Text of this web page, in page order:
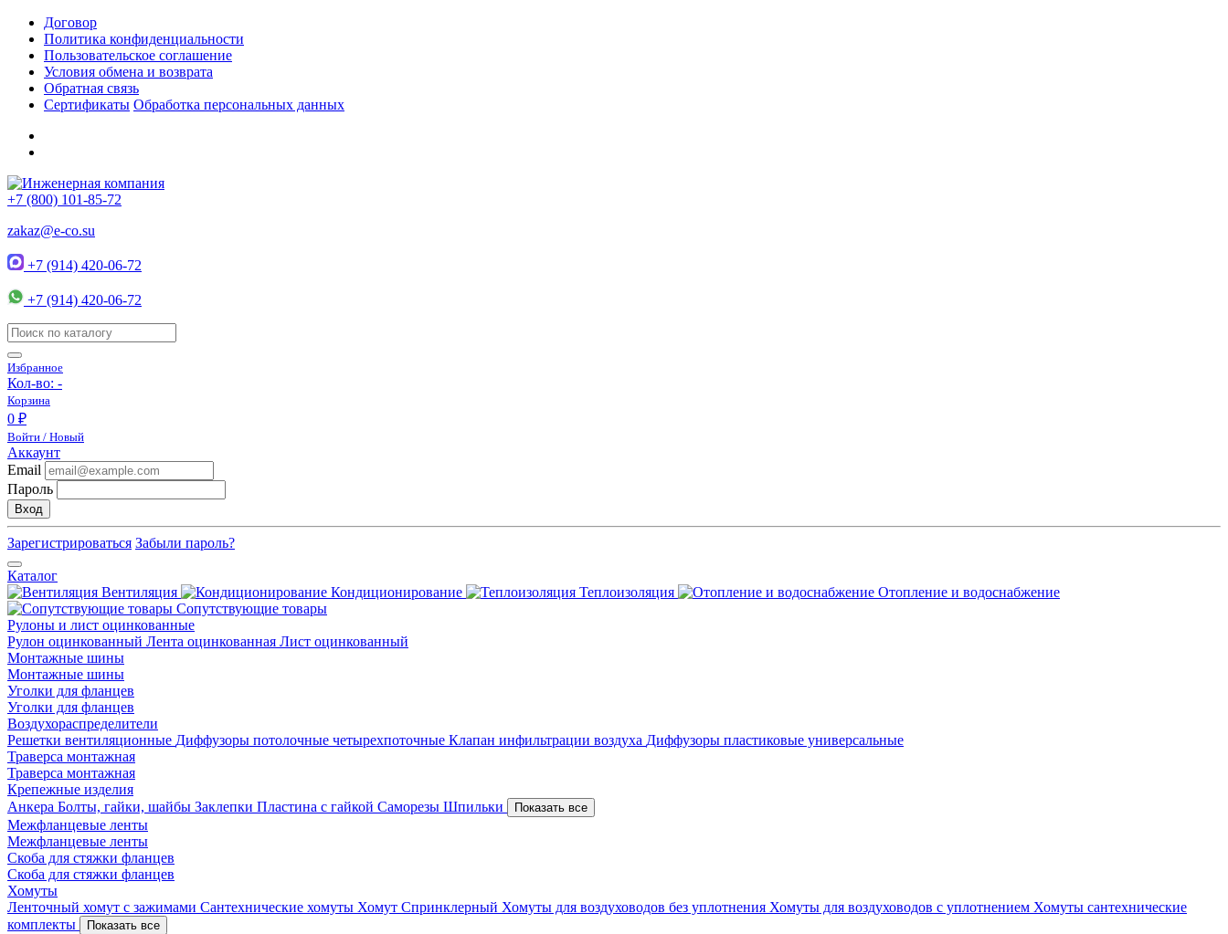
Договор
Политика конфиденциальности
Пользовательское соглашение
Условия обмена и возврата
Обратная связь
Сертификаты Обработка персональных данных
+7 (800) 101-85-72
zakaz@e-co.su
+7 (914) 420-06-72
+7 (914) 420-06-72
Избранное
Кол-во: -
Корзина
0 ₽
Войти / Новый
Аккаунт
Email
Пароль
Вход
Зарегистрироваться Забыли пароль?
Каталог
Вентиляция
Кондиционирование Теплоизоляция
Отопление и водоснабжение
Сопутствующие товары
Рулоны и лист оцинкованные
Рулон оцинкованный Лента оцинкованная Лист оцинкованный
Монтажные шины
Монтажные шины
Уголки для фланцев
Уголки для фланцев
Воздухораспределители
Решетки вентиляционные Диффузоры потолочные четырехпоточные Клапан инфильтрации воздуха Диффузоры пластиковые универсальные
Траверса монтажная
Траверса монтажная
Крепежные изделия
Анкера Болты, гайки, шайбы Заклепки Пластина с гайкой Саморезы Шпильки Показать все
Межфланцевые ленты
Межфланцевые ленты
Скоба для стяжки фланцев
Скоба для стяжки фланцев
Хомуты
Ленточный хомут с зажимами Сантехнические хомуты Хомут Спринклерный Хомуты для воздуховодов без уплотнения Хомуты для воздуховодов с уплотнением Хомуты сантехнические
комплекты
Показать все